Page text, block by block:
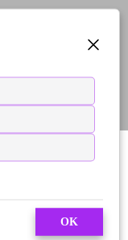
OK